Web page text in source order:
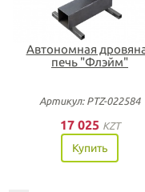
Автономная
печь "Флэйм"
Артикул: PTZ-022584
17 025 KZT
Купить